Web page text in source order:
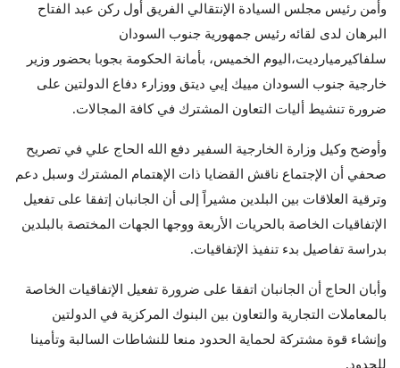
وأمن رئيس مجلس السيادة الإنتقالي الفريق أول ركن عبد الفتاح
البرهان لدى لقائه رئيس جمهورية جنوب السودان
سلفاكيرميارديت،اليوم الخميس، بأمانة الحكومة بجوبا بحضور وزير
خارجية جنوب السودان مييك إيي ديتق ووزارء دفاع الدولتين على
ضرورة تنشيط أليات التعاون المشترك في كافة المجالات.
وأوضح وكيل وزارة الخارجية السفير دفع الله الحاج علي في تصريح
صحفي أن الإجتماع ناقش القضايا ذات الإهتمام المشترك وسبل دعم
وترقية العلاقات بين البلدين مشيراً إلى أن الجانبان إتفقا على تفعيل
الإتفاقيات الخاصة بالحريات الأربعة ووجها الجهات المختصة بالبلدين
بدراسة تفاصيل بدء تنفيذ الإتفاقيات.
وأبان الحاج أن الجانبان اتفقا على ضرورة تفعيل الإتفاقيات الخاصة
بالمعاملات التجارية والتعاون بين البنوك المركزية في الدولتين
وإنشاء قوة مشتركة لحماية الحدود منعا للنشاطات السالبة وتأمينا
للحدود.